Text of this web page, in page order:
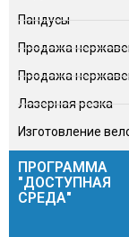
Пандусы
Продажа
Продажа
Лазерная резка
Изготовление
ПРОГРАММА
"ДОСТУПНАЯ
СРЕДА"